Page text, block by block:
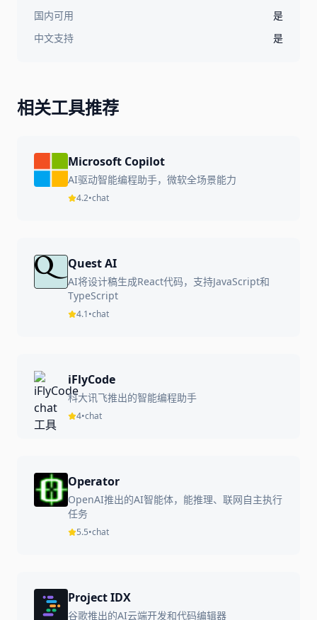
国内可用
是
中文支持
是
相关工具推荐
Microsoft Copilot
AI驱动智能编程助手，微软全场景能力
4.2•chat
Quest AI
AI将设计稿生成React代码，支持JavaScript和
TypeScript
4.1•chat
iFlyCode
科大讯飞推出的智能编程助手
4•chat
Operator
OpenAI推出的AI智能体，能推理、联网自主执行
任务
5.5•chat
Project IDX
谷歌推出的AI云端开发和代码编辑器